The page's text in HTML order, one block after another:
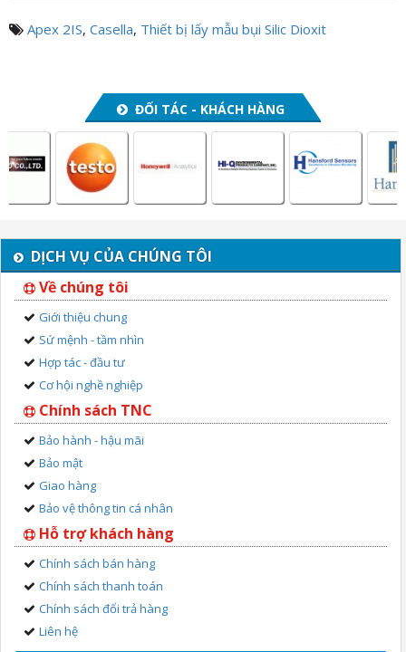
Apex 2IS, Casella, Thiết bị lấy mẫu bụi Silic Dioxit
ĐỐI TÁC - KHÁCH HÀNG
DỊCH VỤ CỦA CHÚNG TÔI
Về chúng tôi
Giới thiệu chung
Sứ mệnh - tầm nhìn
Hợp tác - đầu tư
Cơ hội nghề nghiệp
Chính sách TNC
Bảo hành - hậu mãi
Bảo mật
Giao hàng
Bảo vệ thông tin cá nhân
Hỗ trợ khách hàng
Chính sách bán hàng
Chính sách thanh toán
Chính sách đổi trả hàng
Liên hệ